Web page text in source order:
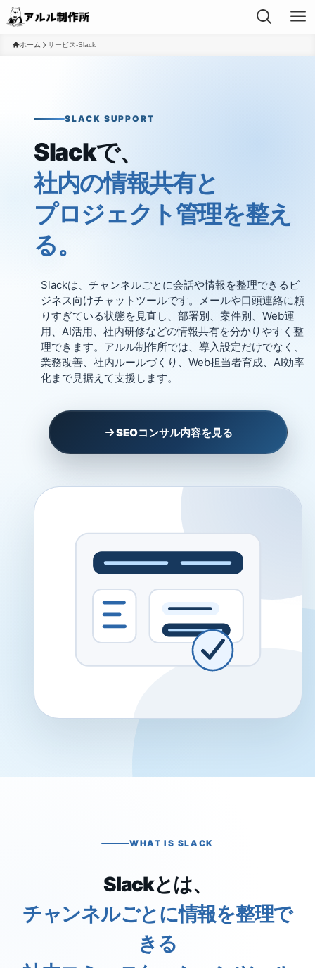
ホーム サービス-Slack
SLACK SUPPORT
Slackで、
社内の情報共有と
プロジェクト管理を整え
る。
Slackは、チャンネルごとに会話や情報を整理できるビ
ジネス向けチャットツールです。メールや口頭連絡に頼
りすぎている状態を見直し、部署別、案件別、Web運
用、AI活用、社内研修などの情報共有を分かりやすく整
理できます。アルル制作所では、導入設定だけでなく、
業務改善、社内ルールづくり、Web担当者育成、AI効率
化まで見据えて支援します。
SEOコンサル内容を見る
WHAT IS SLACK
Slackとは、
チャンネルごとに情報を整理で
きる